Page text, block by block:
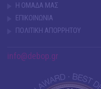
Η ΟΜΑΔΑ ΜΑΣ
ΕΠΙΚΟΙΝΩΝΙΑ
ΠΟΛΙΤΙΚΗ ΑΠΟΡΡΗΤΟΥ
info@debop.gr